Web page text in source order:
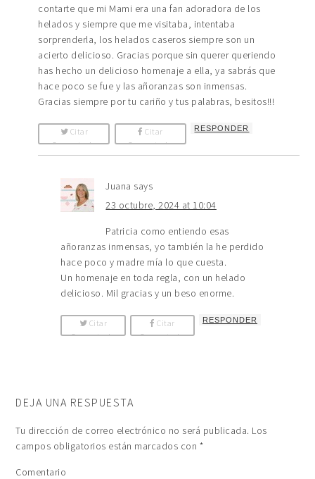
contarte que mi Mami era una fan adoradora de los
helados y siempre que me visitaba, intentaba
sorprenderla, los helados caseros siempre son un
acierto delicioso. Gracias porque sin querer queriendo
has hecho un delicioso homenaje a ella, ya sabrás que
hace poco se fue y las añoranzas son inmensas.
Gracias siempre por tu cariño y tus palabras, besitos!!!
Citar
Comentario
Citar
Comentario
RESPONDER
Juana says
23 octubre, 2024 at 10:04
Patricia como entiendo esas
añoranzas inmensas, yo también la he perdido
hace poco y madre mía lo que cuesta.
Un homenaje en toda regla, con un helado
delicioso. Mil gracias y un beso enorme.
Citar
Comentario
Citar
Comentario
RESPONDER
DEJA UNA RESPUESTA
Tu dirección de correo electrónico no será publicada. Los
campos obligatorios están marcados con *
Comentario